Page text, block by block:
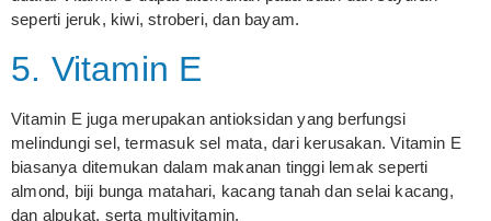
seperti jeruk, kiwi, stroberi, dan bayam.
5. Vitamin E
Vitamin E juga merupakan antioksidan yang berfungsi
melindungi sel, termasuk sel mata, dari kerusakan. Vitamin E
biasanya ditemukan dalam makanan tinggi lemak seperti
almond, biji bunga matahari, kacang tanah dan selai kacang,
dan alpukat, serta multivitamin.